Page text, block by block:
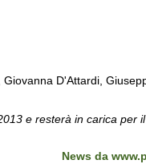
D'Attardi,
e resterà in carica per
News da